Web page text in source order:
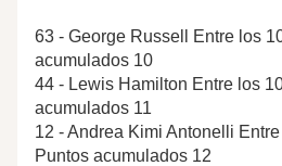
63 - George Russell Entre los
acumulados 10
44 - Lewis Hamilton Entre los
acumulados 11
12 - Andrea Kimi Antonelli
Puntos acumulados 12